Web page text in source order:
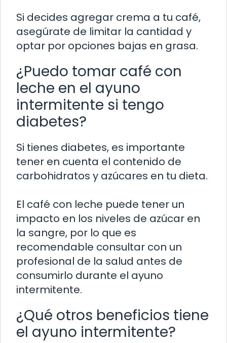
Si decides agregar crema a tu café,
asegúrate de limitar la cantidad y
optar por opciones bajas en grasa.
¿Puedo tomar café con
leche en el ayuno
intermitente si tengo
diabetes?
Si tienes diabetes, es importante
tener en cuenta el contenido de
carbohidratos y azúcares en tu dieta.
El café con leche puede tener un
impacto en los niveles de azúcar en
la sangre, por lo que es
recomendable consultar con un
profesional de la salud antes de
consumirlo durante el ayuno
intermitente.
¿Qué otros beneficios tiene
el ayuno intermitente?